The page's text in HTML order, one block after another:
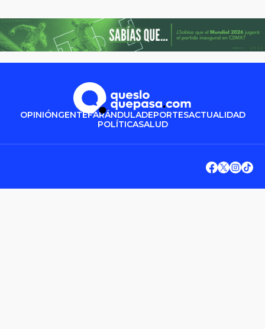
OPINIÓNGENTEFARÁNDULADEPORTESACTUALIDAD
POLÍTICASALUD